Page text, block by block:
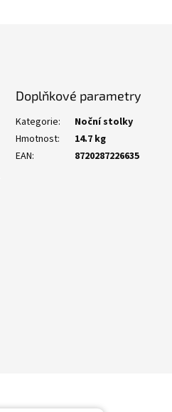
Doplňkové parametry
Kategorie:
Noční stolky
Hmotnost:
14.7 kg
EAN: 8720287226635